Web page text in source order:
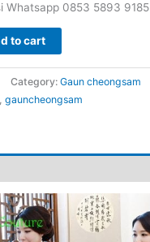
Whatsapp 0853 5893 9185
to cart
Category: Gaun cheongsam
gauncheongsam